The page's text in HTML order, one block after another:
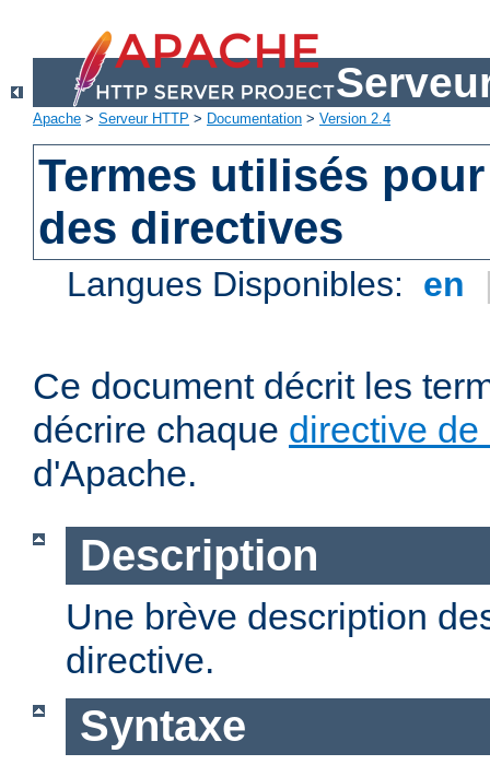
Apache > Serveur HTTP > Documentation > Version 2.4
Termes utilisés
des directives
Langues Disponibles: en
Ce document décrit les
décrire chaque directive
d'Apache.
Description
Une brève description
directive.
Syntaxe